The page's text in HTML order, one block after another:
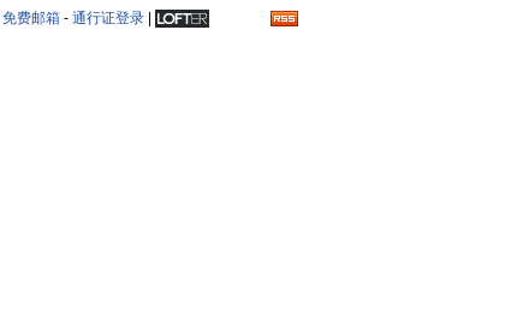
免费邮箱 - 通行证登录